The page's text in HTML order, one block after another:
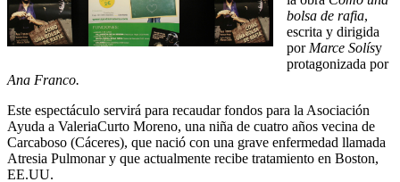
bolsa de rafia,
escrita y dirigida
porMarce Solísy
protagonizada por
Ana Franco.
Este espectáculo servirá para recaudar fondos para la Asociación
Ayuda a ValeriaCurto Moreno, una niña de cuatro años vecina de
Carcaboso (Cáceres), que nació con una grave enfermedad llamada
Atresia Pulmonar y que actualmente recibe tratamiento en Boston,
EE.UU.